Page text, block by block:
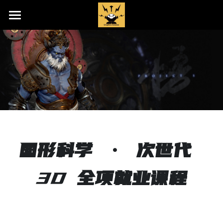
首页
图科动态
研发中心
培训课目
加入我们
在线联系
图形科学 · 次世代
3D 全项就业课程